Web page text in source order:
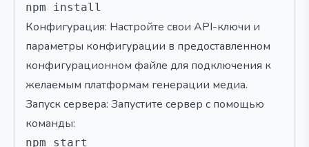
Конфигурация: Настройте свои API-ключи и
параметры конфигурации в предоставленном
конфигурационном файле для подключения к
желаемым платформам генерации медиа.
Запуск сервера: Запустите сервер с помощью
команды: